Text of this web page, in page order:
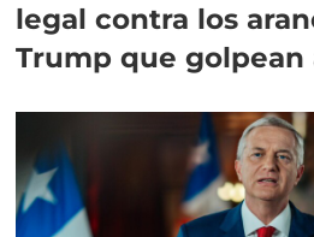
legal contra los
Trump que golpean